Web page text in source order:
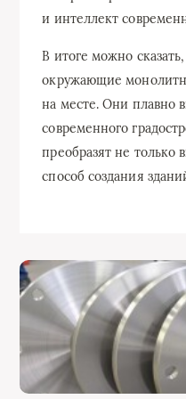
и интеллект
В итоге можно
окружающие
на месте. Они плавно
современного
преобразят не
способ создания